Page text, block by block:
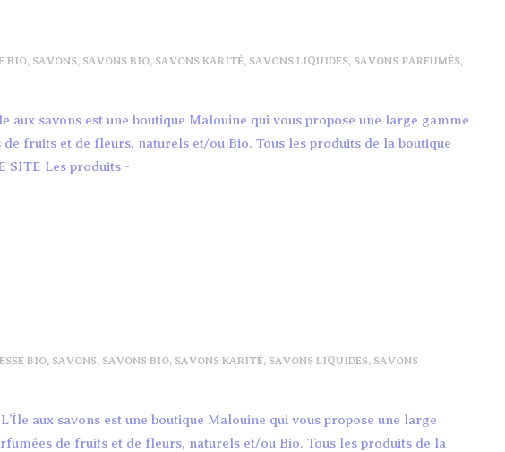
BIO, SAVONS, SAVONS BIO, SAVONS KARITÉ, SAVONS LIQUIDES, SAVONS PARFUMÉS,
aux savons est une boutique Malouine qui vous propose une large gamme
fruits et de fleurs, naturels et/ou Bio. Tous les produits de la boutique
SITE Les produits -
BIO, SAVONS, SAVONS BIO, SAVONS KARITÉ, SAVONS LIQUIDES, SAVONS
aux savons est une boutique Malouine qui vous propose une large
de fruits et de fleurs, naturels et/ou Bio. Tous les produits de la